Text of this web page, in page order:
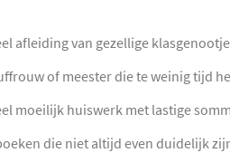
afleiding van gezellige
of meester die te weinig tijd
moeilijk huiswerk met lastige
die niet altijd even duidelijk